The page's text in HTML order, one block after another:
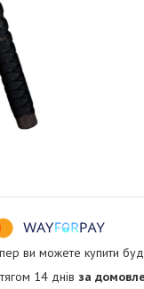
ви можете купити
14 днів за